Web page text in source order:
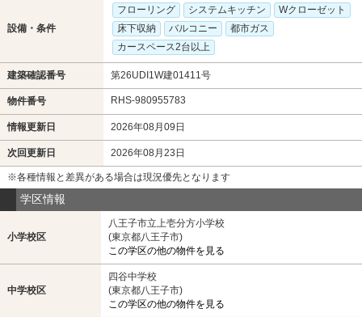
設備・条件
フローリング システムキッチン
Wクローゼット
床下収納
バルコニー
都市ガス
カースペース2台以上
建築確認番号 第26UDI1W建01411号
物件番号 RHS-980955783
情報更新日 2026年08月09日
次回更新日 2026年08月23日
※各種情報と差異がある場合は現況優先となります
学区情報
小学校区
八王子市立上壱分方小学校
(東京都八王子市)
この学区の他の物件を見る
中学校区
四谷中学校
(東京都八王子市)
この学区の他の物件を見る